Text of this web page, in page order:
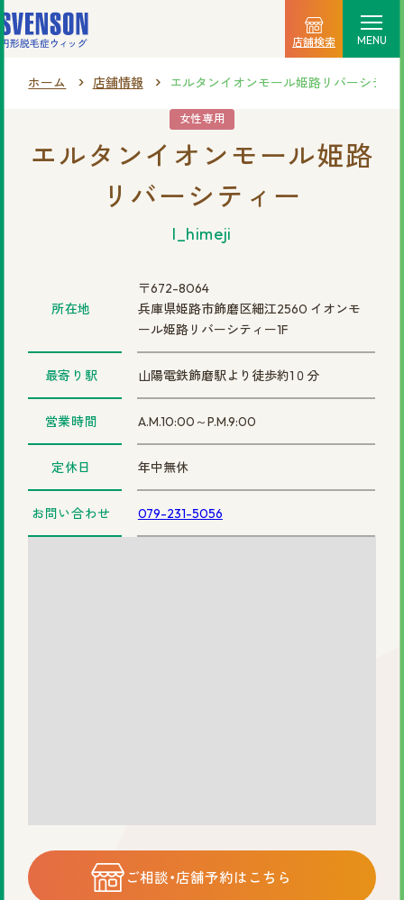
店舗検索 MENU
料金プラン
ご利用の流れ
ご相談・店舗予約はこちら
お電話での予約
ホーム 店舗情報 エルタンイオンモール姫路リバーシティ
女性専用
エルタンイオンモール姫路
リバーシティー
l_himeji
所在地
〒672-8064
兵庫県姫路市飾磨区細江2560 イオンモ
ール姫路リバーシティー1F
最寄り駅 山陽電鉄飾磨駅より徒歩約1０分
営業時間 A.M.10:00～P.M.9:00
定休日 年中無休
お問い合わせ 079-231-5056
ご相談・店舗予約はこちら